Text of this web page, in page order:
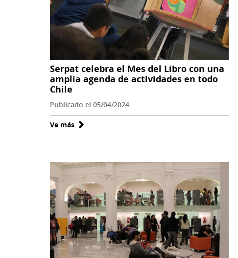
Serpat celebra el Mes del Libro con una
amplia agenda de actividades en todo
Chile
Publicado el 05/04/2024
Ve más sobre
el
Mes
del
Libro
con
una
amplia
agenda